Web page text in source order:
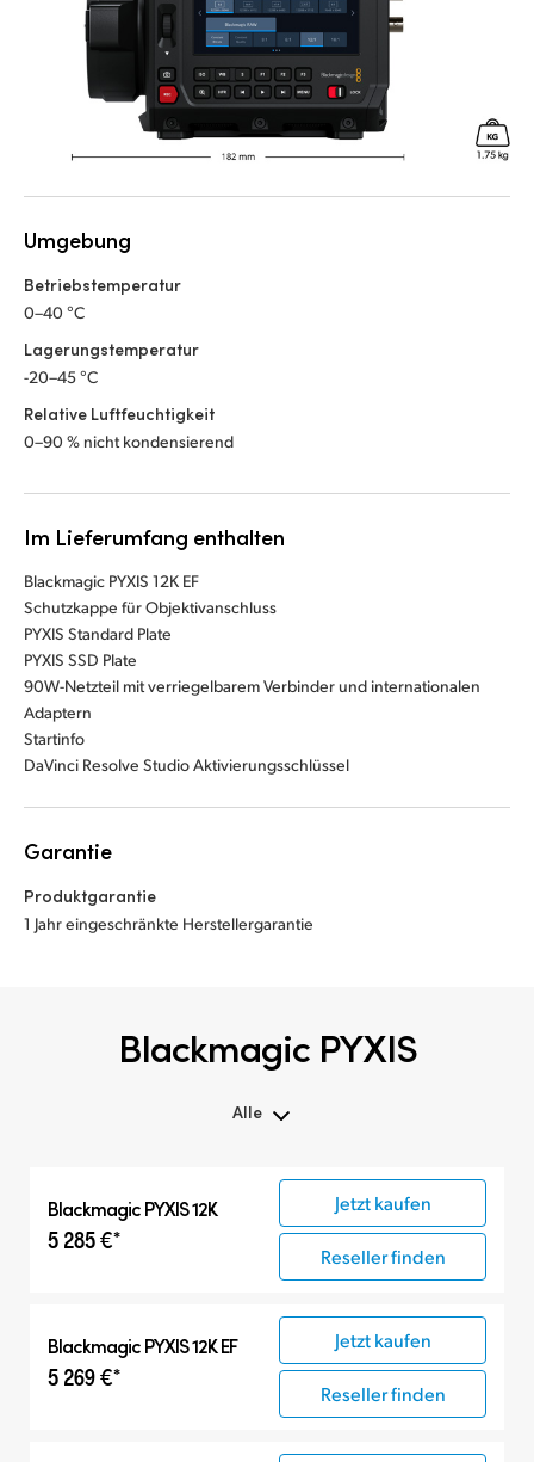
Umgebung
Betriebstemperatur
0–40 °C
Lagerungstemperatur
-20–45 °C
Relative Luftfeuchtigkeit
0–90 % nicht kondensierend
Im Lieferumfang enthalten
Blackmagic PYXIS 12K EF
Schutzkappe für Objektivanschluss
PYXIS Standard Plate
PYXIS SSD Plate
90W-Netzteil mit verriegelbarem Verbinder und internationalen
Adaptern
Startinfo
DaVinci Resolve Studio Aktivierungsschlüssel
Garantie
Produktgarantie
1 Jahr eingeschränkte Herstellergarantie
Blackmagic PYXIS
Alle
Blackmagic PYXIS
Zubehör
Blackmagic PYXIS 12K
5 285 €*
Jetzt kaufen
Reseller finden
Blackmagic PYXIS 12K EF
5 269 €*
Jetzt kaufen
Reseller finden